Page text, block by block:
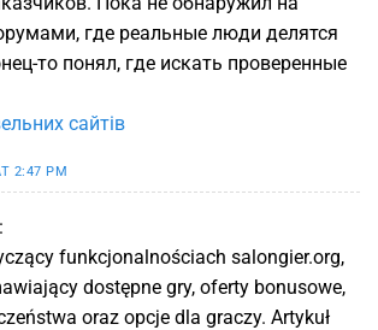
где реальные люди делятся
то понял, где искать проверенные
сайтів
2:47 PM
funkcjonalnościach salongier.org,
dostępne gry, oferty bonusowe,
oraz opcje dla graczy. Artykuł